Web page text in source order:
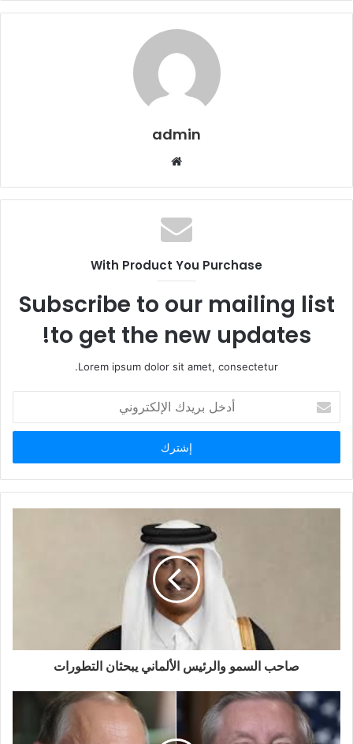
admin
With Product You Purchase
Subscribe to our mailing list
to get the new updates!
Lorem ipsum dolor sit amet, consectetur.
بريدك
الإلكتروني
صاحب السمو والرئيس الألماني يبحثان التطورات